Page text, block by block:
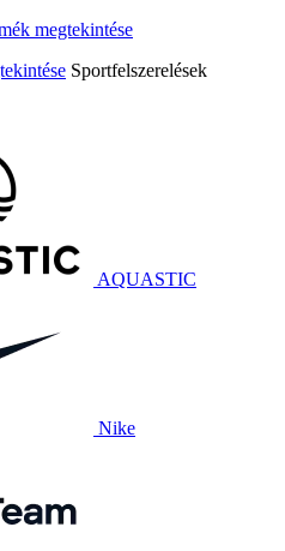
Sportfelszerelések
AQUASTIC
Nike